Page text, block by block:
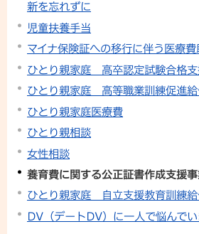
新を忘れずに
児童扶養手当
マイナ保険証への移行に伴う医療
ひとり親家庭 高卒認定試験合格支
ひとり親家庭 高等職業訓練促進給
ひとり親家庭医療費
ひとり親相談
女性相談
養育費に関する公正証書作成支援
ひとり親家庭 自立支援教育訓練給
DV（デートDV）に一人で悩んでい